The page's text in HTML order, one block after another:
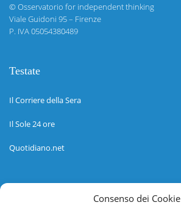
Consenso dei Cookie
©Osservatorio for independent thinking
Viale Guidoni 95 – Firenze
P. IVA 05054380489
Testate
Il Corriere della Sera
Il Sole 24 ore
Quotidiano.net
Informazioni